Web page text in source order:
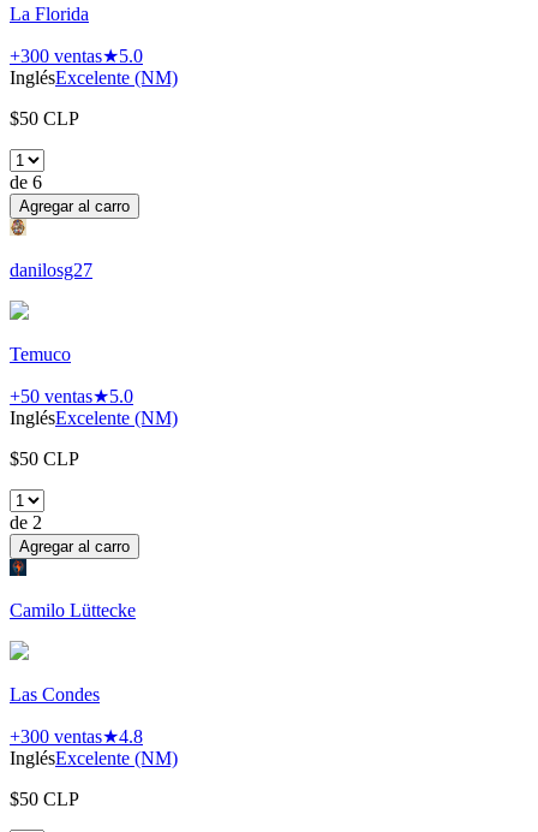
La Florida
+300 ventas★5.0
InglésExcelente (NM)
$50 CLP
de 6
Agregar al carro
danilosg27
Temuco
+50 ventas★5.0
InglésExcelente (NM)
$50 CLP
de 2
Agregar al carro
Camilo Lüttecke
Las Condes
+300 ventas★4.8
InglésExcelente (NM)
$50 CLP